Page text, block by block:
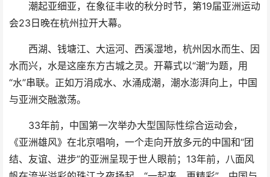
潮起亚细亚，在象征丰收的秋分时节，第19届亚洲运动
会23日晚在杭州拉开大幕。
西湖、钱塘江、大运河、西溪湿地，杭州因水而生、因
水而兴，水是这座东方古城之灵。开幕式以“潮”为题，用
“水”串联。正如万涓成水、水涌成潮，潮水澎湃向上，中国
与亚洲交融激荡。
33年前，中国第一次举办大型国际性综合运动会，
《亚洲雄风》在北京唱响，一个走向开放多元的中国和“团
结、友谊、进步”的亚洲呈现于世人眼前；13年前，八面风
（杭州亚运会）开幕日评论：水涌
成潮，世界看到“更团结